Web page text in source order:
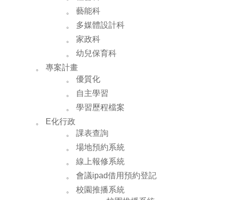
。 藝能科
。 多媒體設計科
。 家政科
。 幼兒保育科
。 專案計畫
。 優質化
。 自主學習
。 學習歷程檔案
。 E化行政
。 課表查詢
。 場地預約系統
。 線上報修系統
。 會議ipad借用預約登記
。 校園推播系統